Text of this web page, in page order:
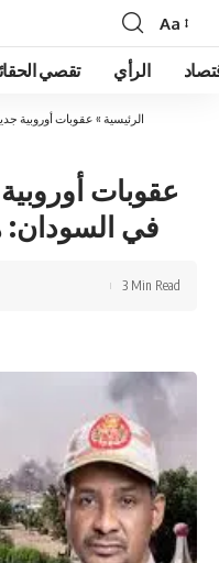
Font
Resizer
Aa
تقصي الرأي
الرئيسية » عقوبات أوروبية
عقوبات
في السودان:
3 Min Read